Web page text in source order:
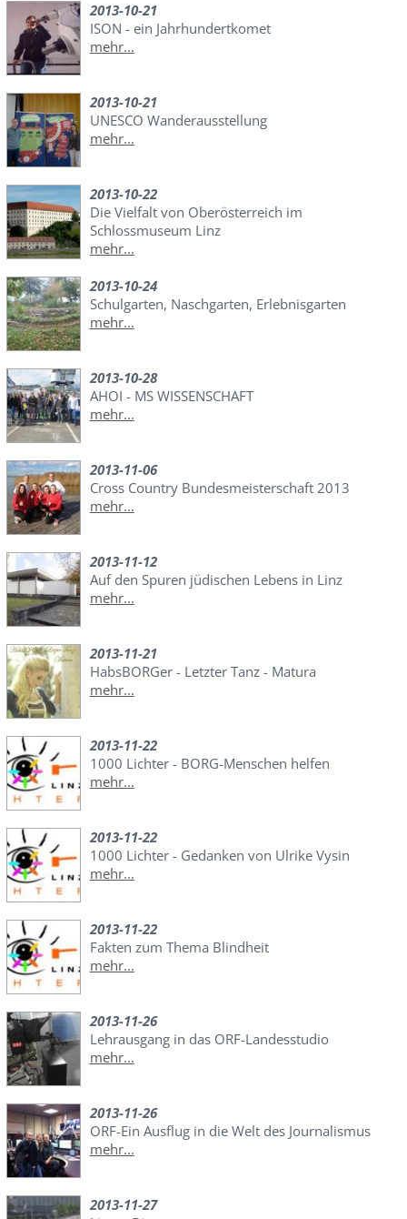
2013-10-21
ISON - ein Jahrhundertkomet
mehr...
2013-10-21
UNESCO Wanderausstellung
mehr...
2013-10-22
Die Vielfalt von Oberösterreich im
Schlossmuseum Linz
mehr...
2013-10-24
Schulgarten, Naschgarten, Erlebnisgarten
mehr...
2013-10-28
AHOI - MS WISSENSCHAFT
mehr...
2013-11-06
Cross Country Bundesmeisterschaft 2013
mehr...
2013-11-12
Auf den Spuren jüdischen Lebens in Linz
mehr...
2013-11-21
HabsBORGer - Letzter Tanz - Matura
mehr...
2013-11-22
1000 Lichter - BORG-Menschen helfen
mehr...
2013-11-22
1000 Lichter - Gedanken von Ulrike Vysin
mehr...
2013-11-22
Fakten zum Thema Blindheit
mehr...
2013-11-26
Lehrausgang in das ORF-Landesstudio
mehr...
2013-11-26
ORF-Ein Ausflug in die Welt des Journalismus
mehr...
2013-11-27